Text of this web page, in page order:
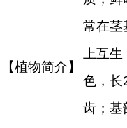
【植物简介】
常在茎
上互
色，长
齿；基